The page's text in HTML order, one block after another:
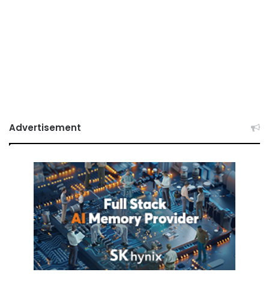
Advertisement